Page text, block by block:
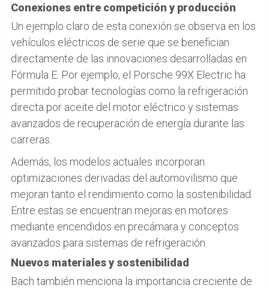
Conexiones entre competición y producción
Un ejemplo claro de esta conexión se observa en los
vehículos eléctricos de serie que se benefician
directamente de las innovaciones desarrolladas en
Fórmula E. Por ejemplo, el Porsche 99X Electric ha
permitido probar tecnologías como la refrigeración
directa por aceite del motor eléctrico y sistemas
avanzados de recuperación de energía durante las
carreras.
Además, los modelos actuales incorporan
optimizaciones derivadas del automovilismo que
mejoran tanto el rendimiento como la sostenibilidad.
Entre estas se encuentran mejoras en motores
mediante encendidos en precámara y conceptos
avanzados para sistemas de refrigeración.
Nuevos materiales y sostenibilidad
Bach también menciona la importancia creciente de